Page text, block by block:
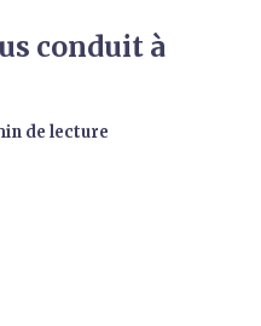
conduit à
de lecture